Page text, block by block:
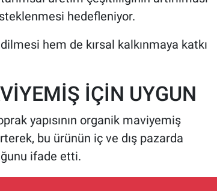
hedefleniyor.
hem de kırsal kalkınmaya katkı
İÇİN UYGUN
yapısının organik maviyemiş
bu ürünün iç ve dış pazarda
ifade etti.